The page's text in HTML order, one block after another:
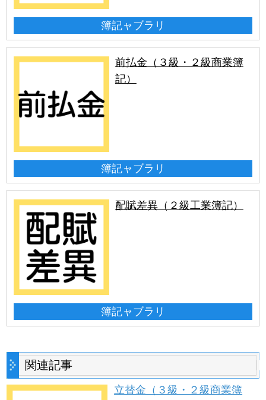
簿記ャブラリ
前払金（３級・２級商業簿
記）
簿記ャブラリ
配賦差異（２級工業簿記）
簿記ャブラリ
関連記事
立替金（３級・２級商業簿